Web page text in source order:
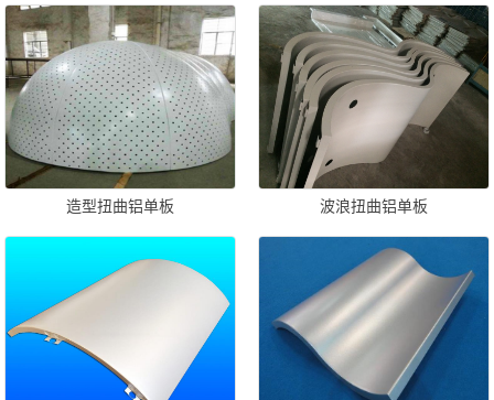
造型扭曲铝单板 波浪扭曲铝单板